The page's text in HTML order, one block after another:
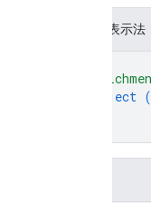
JSON 表示法
object (